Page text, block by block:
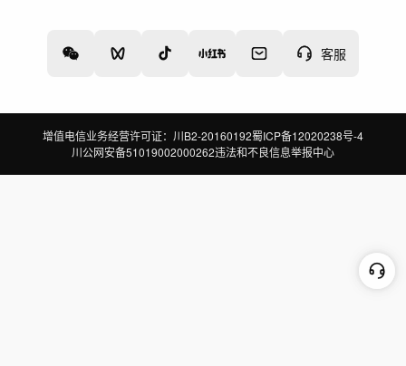
客服
增值电信业务经营许可证：川B2-20160192蜀ICP备12020238号-4
川公网安备51019002000262违法和不良信息举报中心